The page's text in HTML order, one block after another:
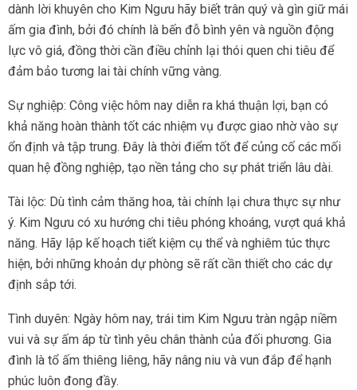
dành lời khuyên cho Kim Ngưu hãy biết trân quý và gìn giữ mái
ấm gia đình, bởi đó chính là bến đỗ bình yên và nguồn động
lực vô giá, đồng thời cần điều chỉnh lại thói quen chi tiêu để
đảm bảo tương lai tài chính vững vàng.
Sự nghiệp: Công việc hôm nay diễn ra khá thuận lợi, bạn có
khả năng hoàn thành tốt các nhiệm vụ được giao nhờ vào sự
ổn định và tập trung. Đây là thời điểm tốt để củng cố các mối
quan hệ đồng nghiệp, tạo nền tảng cho sự phát triển lâu dài.
Tài lộc: Dù tình cảm thăng hoa, tài chính lại chưa thực sự như
ý. Kim Ngưu có xu hướng chi tiêu phóng khoáng, vượt quá khả
năng. Hãy lập kế hoạch tiết kiệm cụ thể và nghiêm túc thực
hiện, bởi những khoản dự phòng sẽ rất cần thiết cho các dự
định sắp tới.
Tình duyên: Ngày hôm nay, trái tim Kim Ngưu tràn ngập niềm
vui và sự ấm áp từ tình yêu chân thành của đối phương. Gia
đình là tổ ấm thiêng liêng, hãy nâng niu và vun đắp để hạnh
phúc luôn đong đầy.